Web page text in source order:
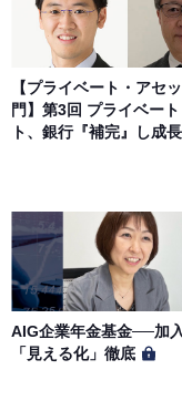
【プライベート・アセ
門】第3回 プライベー
ト、銀行『補完』し成長
AIG企業年金基金──加
「見える化」徹底